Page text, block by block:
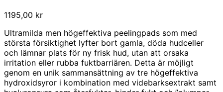
1195,00 kr
Ultramilda men högeffektiva peelingpads som med
största försiktighet lyfter bort gamla, döda hudceller
och lämnar plats för ny frisk hud, utan att orsaka
irritation eller rubba fuktbarriären. Detta är möjligt
genom en unik sammansättning av tre högeffektiva
hydroxidsyror i kombination med videbarksextrakt samt